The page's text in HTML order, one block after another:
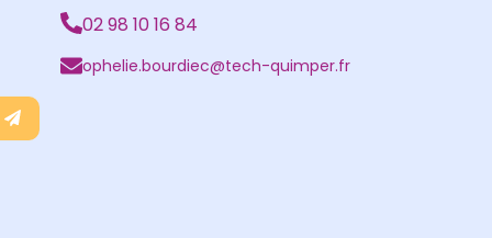
02 98 10 16 84
ophelie.bourdiec@tech-quimper.fr